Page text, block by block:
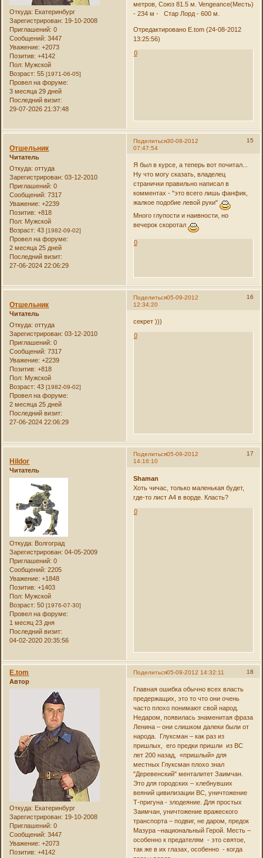
Откуда: Екатеринбург
Зарегистрирован: 19-10-2008
Приглашений: 0
Сообщений: 3447
Уважение: +2073
Позитив: +4142
Пол: Мужской
Возраст: 55[1971-06-05]
Провел на форуме:
3 месяца 29 дней
Последний визит:
29-07-2026 21:37:48
метров, Союз 81.5 м. Vengeance(Месть)
- 234 м - Стар Лорд - 600 м.
Отредактировано E.tom (24-08-2012
13:25:56)
0
Поделиться 15
30-08-2012
07:47:54
Отшельник
Читатель
Откуда: оттуда
Зарегистрирован: 03-12-2010
Приглашений: 0
Сообщений: 7317
Уважение: +2239
Позитив: +818
Пол: Мужской
Возраст: 43[1982-09-02]
Провел на форуме:
2 месяца 25 дней
Последний визит:
27-06-2024 22:06:29
Я был в курсе, а теперь вот почитал...
Ну что могу сказать, владелец
странички правильно написал в
комментах - "это всего лишь фанфик,
жалкое подобие левой руки"
Много глупости и наивности, но
вечерок скоротал
0
Поделиться 16
05-09-2012
12:34:20
Отшельник
Читатель
Откуда: оттуда
Зарегистрирован: 03-12-2010
Приглашений: 0
Сообщений: 7317
Уважение: +2239
Позитив: +818
Пол: Мужской
Возраст: 43[1982-09-02]
Провел на форуме:
2 месяца 25 дней
Последний визит:
27-06-2024 22:06:29
секрет )))
0
Поделиться 17
05-09-2012
14:16:10
Hildor
Читатель
Откуда: Волгоград
Зарегистрирован: 04-05-2009
Приглашений: 0
Сообщений: 2205
Уважение: +1848
Позитив: +1403
Пол: Мужской
Возраст: 50[1976-07-30]
Провел на форуме:
1 месяц 23 дня
Последний визит:
04-02-2020 20:35:56
Shaman
Хоть чичас, только маленькая будет,
где-то лист А4 в ворде. Класть?
0
Поделиться 18
05-09-2012 14:32:11
E.tom
Автор
Откуда: Екатеринбург
Зарегистрирован: 19-10-2008
Приглашений: 0
Сообщений: 3447
Уважение: +2073
Позитив: +4142
Главная ошибка обычно всех власть
предержащих, это то что они очень
часто плохо понимают свой народ.
Недаром, появилась знаменитая фраза
Ленина – они слишком далеки были от
народа. Глуксман – как раз из
пришлых, его предки пришли из ВС
лет 200 назад, «пришлый» для
местных Глуксман плохо знал
"Деревенский" менталитет Заимчан.
Это для городских – хлебнувших
веяний цивилизации ВС, уничтожение
Т-пригуна - злодеяние. Для простых
Заимчан, уничтожение вражеского
транспорта – подвиг, не даром, предок
Мазура –национальный Герой. Месть –
особенно к предателям - это святое,
так же в их глазах, особенно - когда